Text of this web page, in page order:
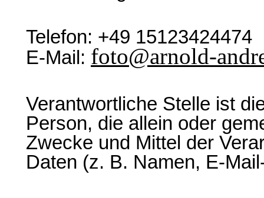
Telefon: +49 15123424474
E-Mail: foto@arnold-
Verantwortliche Stelle ist
Person, die allein oder
Zwecke und Mittel der
Daten (z. B. Namen, E-